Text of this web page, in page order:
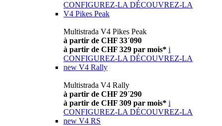
CONFIGUREZ-LA DÉCOUVREZ-LA
V4 Pikes Peak
Multistrada V4 Pikes Peak
à partir de CHF 33´090
à partir de CHF 329 par mois* i
CONFIGUREZ-LA DÉCOUVREZ-LA
new V4 Rally
Multistrada V4 Rally
à partir de CHF 29´290
à partir de CHF 309 par mois* i
CONFIGUREZ-LA DÉCOUVREZ-LA
new V4 RS